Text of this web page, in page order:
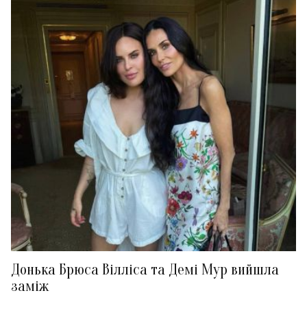
Донька Брюса Вілліса та Демі Мур вийшла
заміж